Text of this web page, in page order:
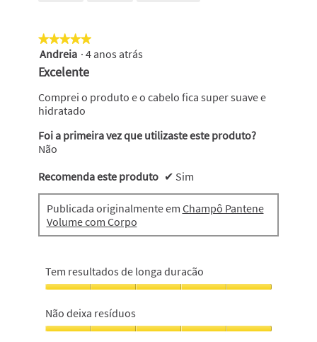
em
5
★★★★★
★★★★★
5
em
5
estrelas.
Andreia · 4 anos atrás
Excelente
Comprei o produto e o cabelo fica super suave e
hidratado
Foi a primeira vez que utilizaste este produto?
Não
Recomenda este produto ✔ Sim
Publicada originalmente em Champô Pantene
Volume com Corpo
Tem resultados de longa duracão
resultados
de
Não deixa resíduos